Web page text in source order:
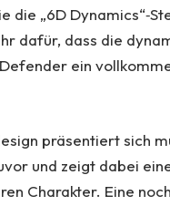
die „6D
dafür, dass die
ein
präsentiert sich
und zeigt dabei
Charakter. Eine